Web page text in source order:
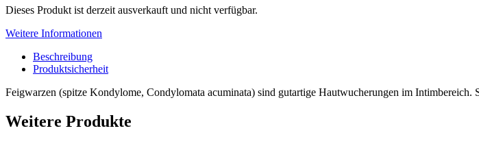
Dieses Produkt ist derzeit ausverkauft und nicht verfügbar.
Weitere Informationen
Beschreibung
Produktsicherheit
Feigwarzen (spitze Kondylome, Condylomata acuminata) sind gutartige Hautwucherungen im Intimbereich.
Weitere Produkte